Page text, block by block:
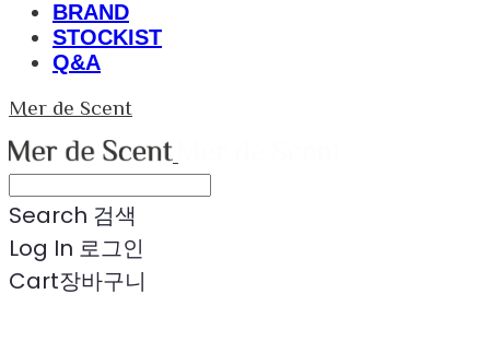
BRAND
STOCKIST
Q&A
Mer de Scent
Search 검색
Log In 로그인
Cart장바구니